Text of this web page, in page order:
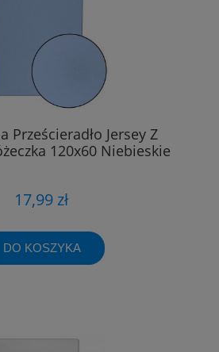
Prześcieradło Jersey Z
120x60 Niebieskie
17,99 zł
DO KOSZYKA